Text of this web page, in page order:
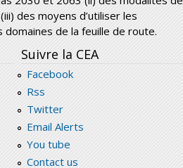
des moyens d’utiliser les
de la feuille de route.
Suivre la CEA
Facebook
Rss
Twitter
Email Alerts
You tube
Contact us